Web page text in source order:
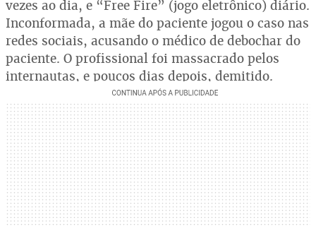
vezes ao dia, e “Free Fire” (jogo eletrônico) diário.
Inconformada, a mãe do paciente jogou o caso nas
redes sociais, acusando o médico de debochar do
paciente. O profissional foi massacrado pelos
internautas, e poucos dias depois, demitido.